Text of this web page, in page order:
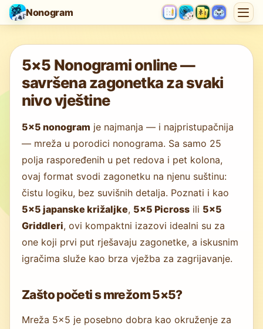
Nonogram
Učitavanje igre…
5×5 Nonogrami online —
savršena zagonetka za svaki
nivo vještine
5×5 nonogram je najmanja — i najpristupačnija
— mreža u porodici nonograma. Sa samo 25
polja raspoređenih u pet redova i pet kolona,
ovaj format svodi zagonetku na njenu suštinu:
čistu logiku, bez suvišnih detalja. Poznati i kao
5×5 japanske križaljke, 5×5 Picross ili 5×5
Griddleri, ovi kompaktni izazovi idealni su za
one koji prvi put rješavaju zagonetke, a iskusnim
igračima služe kao brza vježba za zagrijavanje.
Zašto početi s mrežom 5×5?
Mreža 5×5 je posebno dobra kao okruženje za